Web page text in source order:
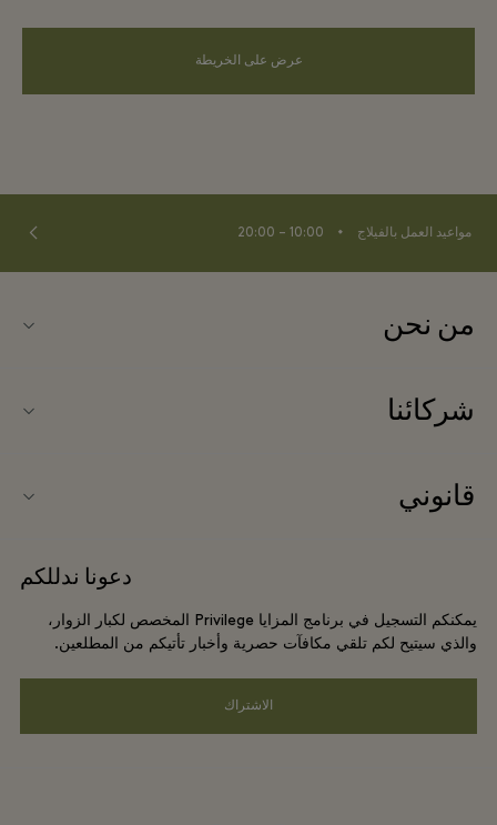
عرض على الخريطة
مواعيد العمل بالفيلاج ⬩
10:00 – 20:00
من نحن
اتصل بنا
تنزيل التطبيق
Shopping Card
الأسئلة المتكررة
شركائنا
حجز المجموعات
قانوني
Privacy notice
دعونا ندللكم
يمكنكم التسجيل في برنامج المزايا Privilege المخصص لكبار الزوار،
والذي سيتيح لكم تلقي مكافآت حصرية وأخبار تأتيكم من المطلعين.
الاشتراك